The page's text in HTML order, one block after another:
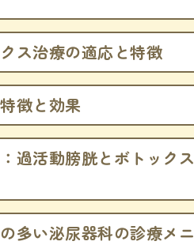
ス治療の適応と特徴
徴と効果
過活動膀胱とボトックス
多い泌尿器科の診療メニ